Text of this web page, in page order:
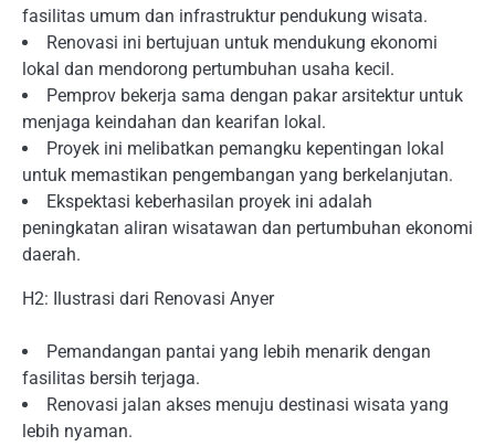
fasilitas umum dan infrastruktur pendukung wisata.
Renovasi ini bertujuan untuk mendukung ekonomi
lokal dan mendorong pertumbuhan usaha kecil.
Pemprov bekerja sama dengan pakar arsitektur untuk
menjaga keindahan dan kearifan lokal.
Proyek ini melibatkan pemangku kepentingan lokal
untuk memastikan pengembangan yang berkelanjutan.
Ekspektasi keberhasilan proyek ini adalah
peningkatan aliran wisatawan dan pertumbuhan ekonomi
daerah.
H2: Ilustrasi dari Renovasi Anyer
Pemandangan pantai yang lebih menarik dengan
fasilitas bersih terjaga.
Renovasi jalan akses menuju destinasi wisata yang
lebih nyaman.